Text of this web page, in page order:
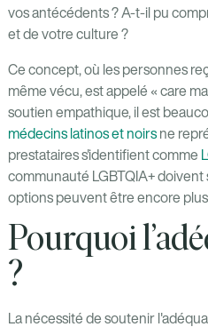
vos antécédents ? A-t-il pu
et de votre culture ?
Ce concept, où les personnes
même vécu, est appelé « care
soutien empathique, il est
médecins latinos et noirs ne
prestataires s'identifient comme
communauté LGBTQIA+
options peuvent être encore
Pourquoi
?
La nécessité de soutenir